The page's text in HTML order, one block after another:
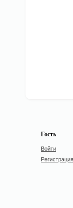
Гость
Войти
Регистрация